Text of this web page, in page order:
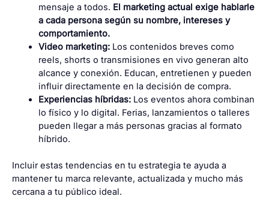
mensaje a todos. El marketing actual exige hablarle
a cada persona según su nombre, intereses y
comportamiento.
Video marketing:Los contenidos breves como
reels, shorts o transmisiones en vivo generan alto
alcance y conexión. Educan, entretienen y pueden
influir directamente en la decisión de compra.
Experiencias híbridas:Los eventos ahora combinan
lo físico y lo digital. Ferias, lanzamientos o talleres
pueden llegar a más personas gracias al formato
híbrido.
Incluir estas tendencias en tu estrategia te ayuda a
mantener tu marca relevante, actualizada y mucho más
cercana a tu público ideal.